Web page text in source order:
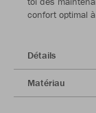
confort optimal
Détails
Matériau